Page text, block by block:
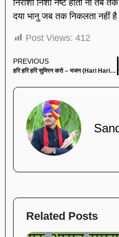
निराशा निशा नष्ट होती ना तब
दया भानु जब तक निकलता नहीं है
Post Views: 412
PREVIOUS
हरि हरि हरि सुमिरन करो – भजन (Hari Hari Hari Sumiran Karo)
Related Posts